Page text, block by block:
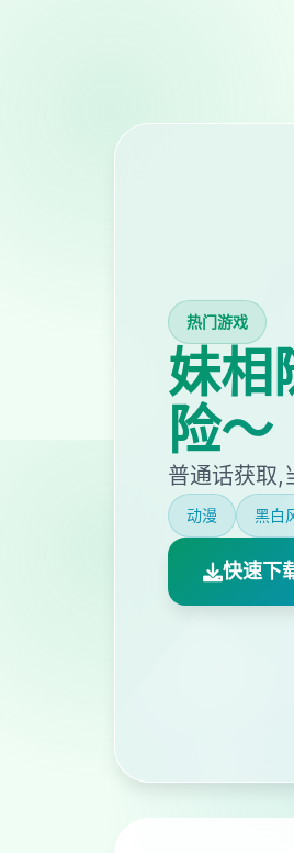
热门游戏
妹相
险～
普通话获取,
动漫 黑白
快速下